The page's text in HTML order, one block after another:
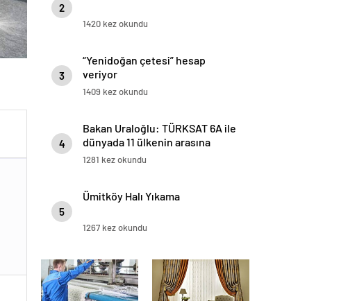
2
1420 kez okundu
3
“Yenidoğan çetesi” hesap
veriyor
1409 kez okundu
4
Bakan Uraloğlu: TÜRKSAT 6A ile
dünyada 11 ülkenin arasına
girmiş olduk
1281 kez okundu
5
Ümitköy Halı Yıkama
1267 kez okundu